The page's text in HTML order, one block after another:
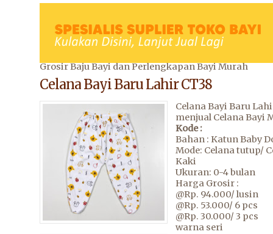
Grosir Baju Bayi dan Perlengkapan Bayi Murah
Celana Bayi Baru Lahir CT38
Celana Bayi Baru
menjual Celana Bayi
Kode :
Bahan : Katun Baby
Mode: Celana tutup/
Kaki
Ukuran: 0-4 bulan
Harga Grosir :
@Rp. 94.000/ lusin
@Rp. 53.000/ 6 pcs
@Rp. 30.000/ 3 pcs
warna seri